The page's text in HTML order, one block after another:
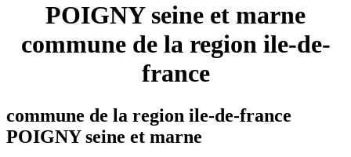
communes
seine
marne
communes
POIGNY seine et marne
commune de la region ile-de-
france
commune de la region ile-de-france
POIGNY seine et marne